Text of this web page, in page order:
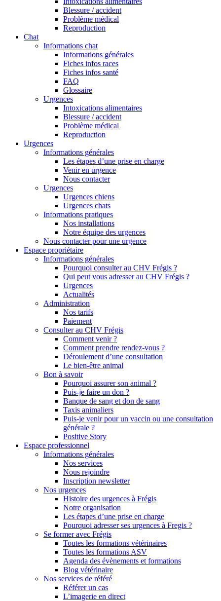
Blessure / accident
Problème médical
Reproduction
Chat
Informations chat
Informations générales
Fiches infos races
Fiches infos santé
FAQ
Glossaire
Urgences
Intoxications alimentaires
Blessure / accident
Problème médical
Reproduction
Urgences
Informations générales
Les étapes d’une prise en charge
Venir en urgence
Nous contacter
Urgences
Urgences chiens
Urgences chats
Informations pratiques
Nos installations
Notre équipe des urgences
Nous contacter pour une urgence
Espace propriétaire
Informations générales
Pourquoi consulter au CHV Frégis ?
Qui peut vous adresser au CHV Frégis ?
Urgences
Actualités
Administration
Nos tarifs
Paiement
Consulter au CHV Frégis
Comment venir ?
Comment prendre rendez-vous ?
Déroulement d’une consultation
Le bien-être animal
Bon à savoir
Pourquoi assurer son animal ?
Puis-je faire un don ?
Banque de sang et don de sang
Taxis animaliers
Puis-je venir pour un vaccin ou une consultation
générale ?
Positive Story
Espace professionnel
Informations générales
Nos services
Nous rejoindre
Inscription newsletter
Nos urgences
Histoire des urgences à Frégis
Notre organisation
Les étapes d’une prise en charge
Pourquoi adresser ses urgences à Fregis ?
Se former avec Frégis
Toutes les formations vétérinaires
Toutes les formations ASV
Agenda des évènements et formations
Blog vétérinaire
Nos services de référé
Référer un cas
L’imagerie en direct